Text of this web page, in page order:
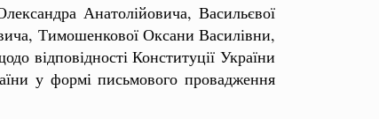
Анатолійовича, Васильєвої
Тимошенкової Оксани Василівни,
відповідності Конституції України
у формі письмового провадження